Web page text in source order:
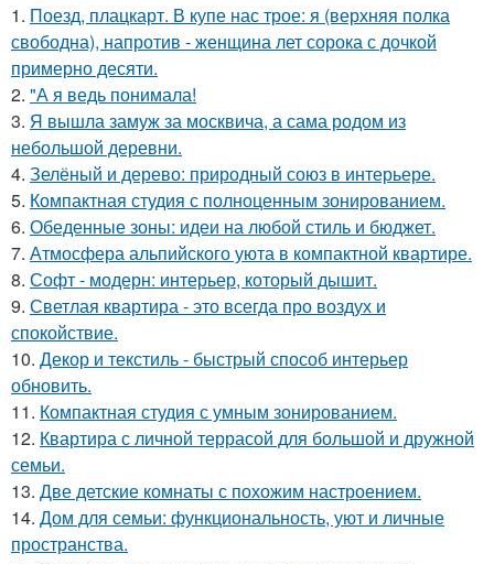
1. Поезд, плацкарт. В купе нас трое: я (верхняя полка
свободна), напротив - женщина лет сорока с дочкой
примерно десяти.
2. "А я ведь понимала!
3. Я вышла замуж за москвича, а сама родом из
небольшой деревни.
4. Зелёный и дерево: природный союз в интерьере.
5. Компактная студия с полноценным зонированием.
6. Обеденные зоны: идеи на любой стиль и бюджет.
7. Атмосфера альпийского уюта в компактной квартире.
8. Софт - модерн: интерьер, который дышит.
9. Светлая квартира - это всегда про воздух и
спокойствие.
10. Декор и текстиль - быстрый способ интерьер
обновить.
11. Компактная студия с умным зонированием.
12. Квартира с личной террасой для большой и дружной
семьи.
13. Две детские комнаты с похожим настроением.
14. Дом для семьи: функциональность, уют и личные
пространства.